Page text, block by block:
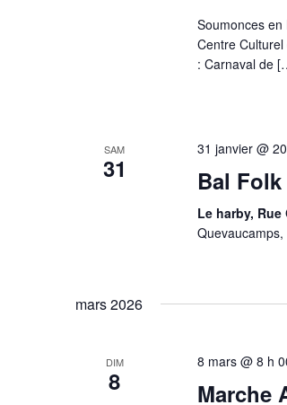
Soumonces
Centre
: Carnaval de
SAM
31
31 janvier @
Bal Folk
Le harby,
mars 2026
DIM
8
8 mars @ 8 h
Marche